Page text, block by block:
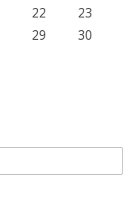
22
23
29
30